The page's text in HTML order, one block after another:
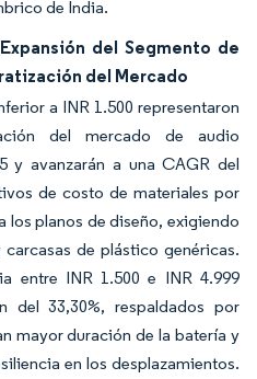
de India.
del Segmento de
del Mercado
a INR 1.500 representaron
del mercado de audio
y avanzarán a una CAGR del
de costo de materiales por
los planos de diseño, exigiendo
de plástico genéricas.
entre INR 1.500 e INR 4.999
del 33,30%, respaldados por
mayor duración de la batería y
en los desplazamientos.